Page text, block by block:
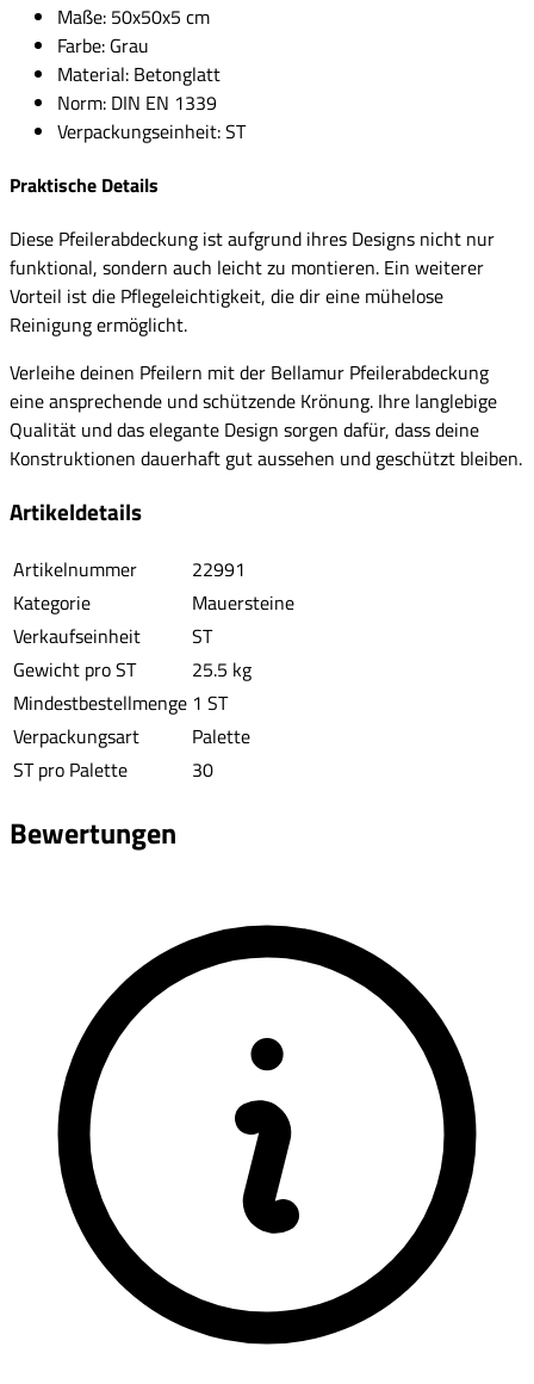
Maße: 50x50x5 cm
Farbe: Grau
Material: Betonglatt
Norm: DIN EN 1339
Verpackungseinheit: ST
Praktische Details
Diese Pfeilerabdeckung ist aufgrund ihres Designs nicht nur
funktional, sondern auch leicht zu montieren. Ein weiterer
Vorteil ist die Pflegeleichtigkeit, die dir eine mühelose
Reinigung ermöglicht.
Verleihe deinen Pfeilern mit der Bellamur Pfeilerabdeckung
eine ansprechende und schützende Krönung. Ihre langlebige
Qualität und das elegante Design sorgen dafür, dass deine
Konstruktionen dauerhaft gut aussehen und geschützt bleiben.
Artikeldetails
Artikelnummer
22991
Kategorie
Mauersteine
Verkaufseinheit
ST
Gewicht pro ST
25.5 kg
Mindestbestellmenge 1 ST
Verpackungsart
Palette
ST pro Palette
30
Bewertungen